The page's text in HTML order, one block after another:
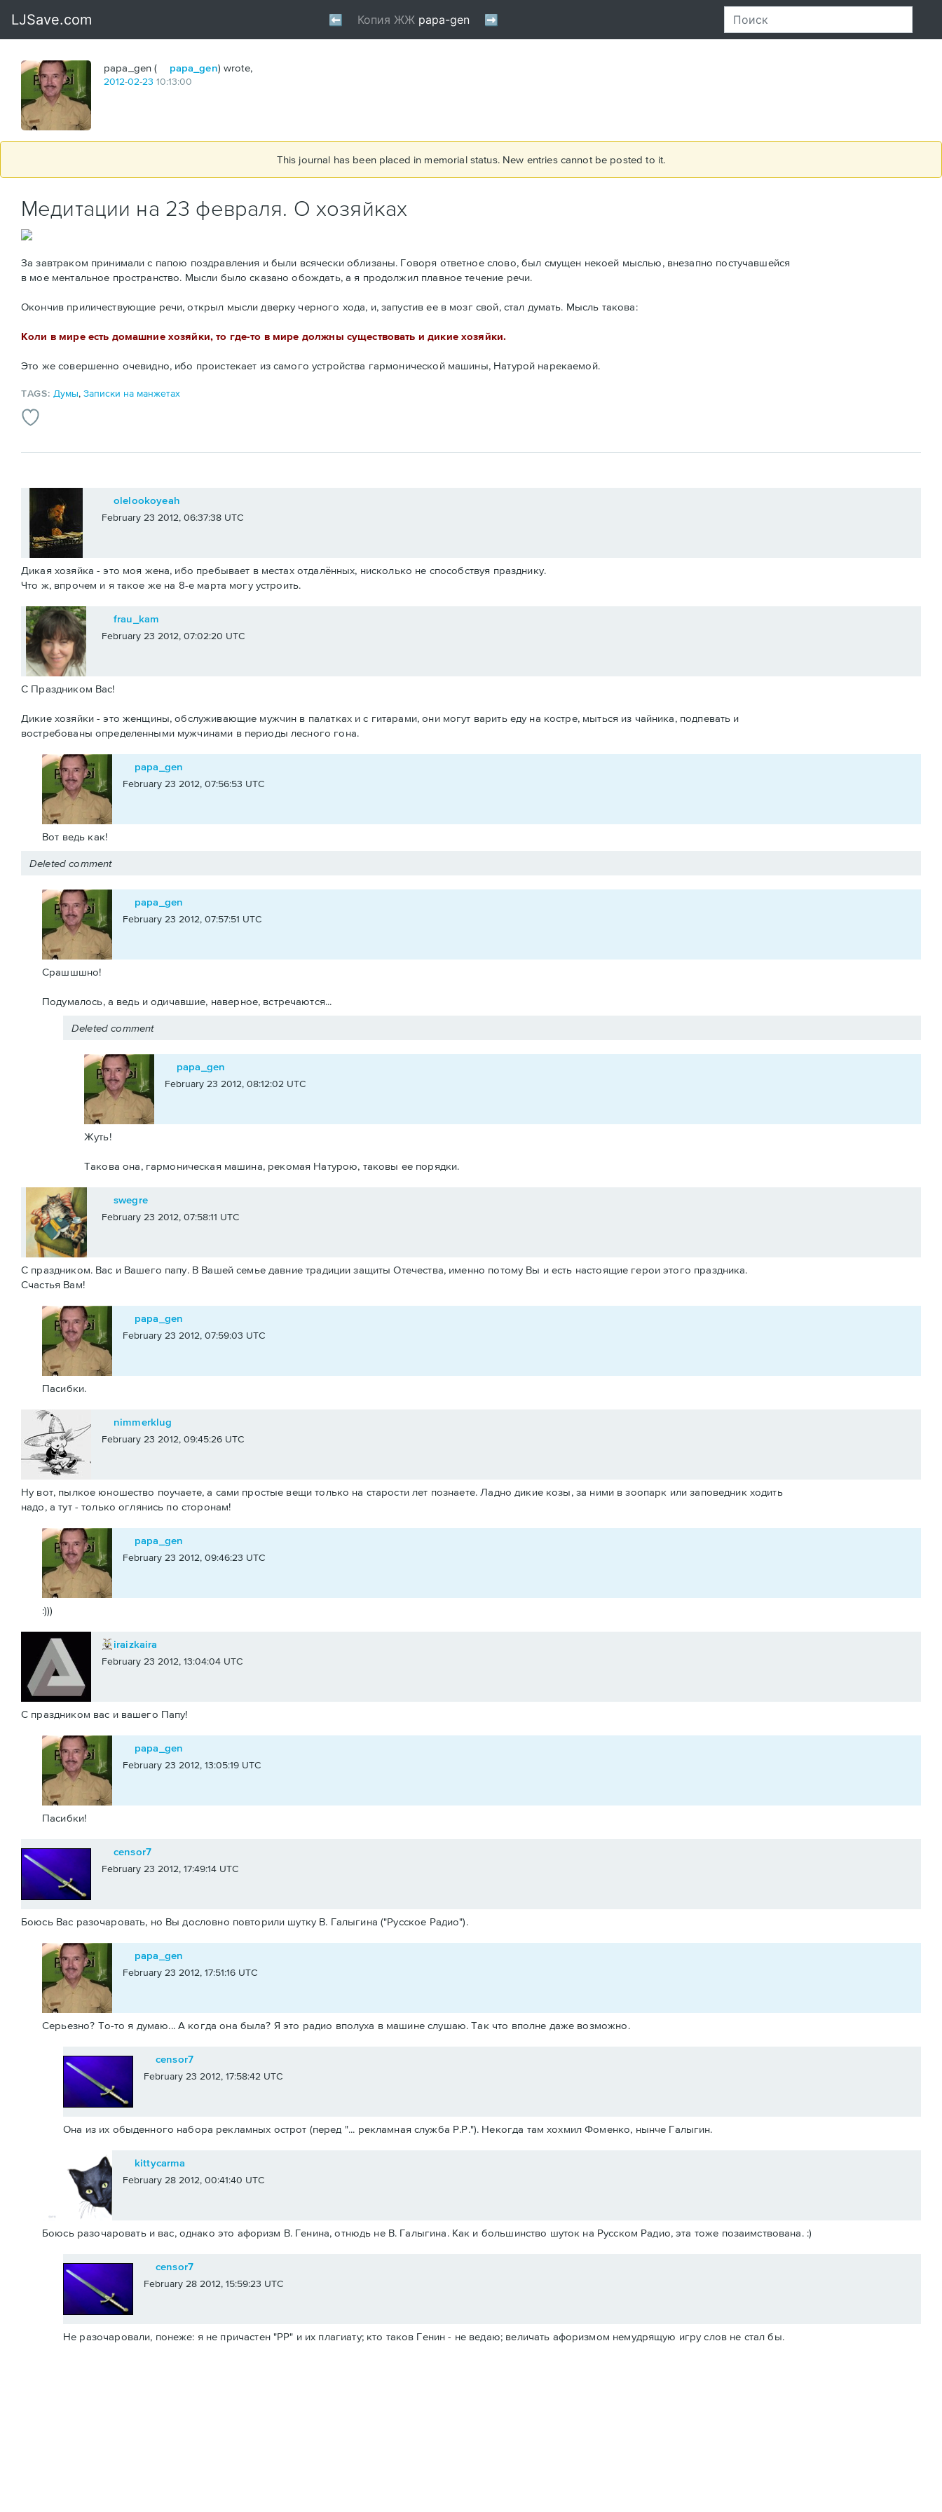
papa_gen ( papa_gen) wrote,
2012-02-23 10:13:00
This journal has been placed in memorial status. New entries cannot be posted to it.
Медитации на 23 февраля. О хозяйках
За завтраком принимали с папою поздравления и были всячески облизаны. Говоря ответное слово, был смущен некоей мыслью, внезапно постучавшейся
в мое ментальное пространство. Мысли было сказано обождать, а я продолжил плавное течение речи.
Окончив приличествующие речи, открыл мысли дверку черного хода, и, запустив ее в мозг свой, стал думать. Мысль такова:
Коли в мире есть домашние хозяйки, то где-то в мире должны существовать и дикие хозяйки.
Это же совершенно очевидно, ибо проистекает из самого устройства гармонической машины, Натурой нарекаемой.
TAGS: Думы,Записки на манжетах
olelookoyeah
February 23 2012, 06:37:38 UTC
Дикая хозяйка - это моя жена, ибо пребывает в местах отдалённых, нисколько не способствуя празднику.
Что ж, впрочем и я такое же на 8-е марта могу устроить.
frau_kam
February 23 2012, 07:02:20 UTC
C Праздником Вас!
Дикие хозяйки - это женщины, обслуживающие мужчин в палатках и с гитарами, они могут варить еду на костре, мыться из чайника, подпевать и
востребованы определенными мужчинами в периоды лесного гона.
papa_gen
February 23 2012, 07:56:53 UTC
Вот ведь как!
Deleted comment
papa_gen
February 23 2012, 07:57:51 UTC
Срашшшно!
Подумалось, а ведь и одичавшие, наверное, встречаются...
Deleted comment
papa_gen
February 23 2012, 08:12:02 UTC
Жуть!
Такова она, гармоническая машина, рекомая Натурою, таковы ее порядки.
swegre
February 23 2012, 07:58:11 UTC
С праздником. Вас и Вашего папу. В Вашей семье давние традиции защиты Отечества, именно потому Вы и есть настоящие герои этого праздника.
Счастья Вам!
papa_gen
February 23 2012, 07:59:03 UTC
Пасибки.
nimmerklug
February 23 2012, 09:45:26 UTC
Ну вот, пылкое юношество поучаете, а сами простые вещи только на старости лет познаете. Ладно дикие козы, за ними в зоопарк или заповедник ходить
надо, а тут - только оглянись по сторонам!
papa_gen
February 23 2012, 09:46:23 UTC
:)))
iraizkaira
February 23 2012, 13:04:04 UTC
С праздником вас и вашего Папу!
papa_gen
February 23 2012, 13:05:19 UTC
Пасибки!
censor7
February 23 2012, 17:49:14 UTC
Боюсь Вас разочаровать, но Вы дословно повторили шутку В. Галыгина ("Русское Радио").
papa_gen
February 23 2012, 17:51:16 UTC
Серьезно? То-то я думаю... А когда она была? Я это радио вполуха в машине слушаю. Так что вполне даже возможно.
censor7
February 23 2012, 17:58:42 UTC
Она из их обыденного набора рекламных острот (перед "... рекламная служба Р.Р."). Некогда там хохмил Фоменко, нынче Галыгин.
kittycarma
February 28 2012, 00:41:40 UTC
Боюсь разочаровать и вас, однако это афоризм В. Генина, отнюдь не В. Галыгина. Как и большинство шуток на Русском Радио, эта тоже позаимствована. :)
censor7
February 28 2012, 15:59:23 UTC
Не разочаровали, понеже: я не причастен "РР" и их плагиату; кто таков Генин - не ведаю; величать афоризмом немудрящую игру слов не стал бы.